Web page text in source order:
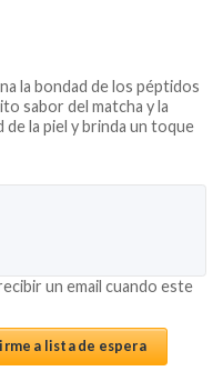
la bondad de los péptidos
sabor del matcha y la
la piel y brinda un toque
un email cuando este
a lista de espera